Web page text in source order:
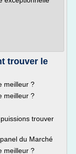
trouver le
meilleur ?
meilleur ?
trouver
du Marché
meilleur ?